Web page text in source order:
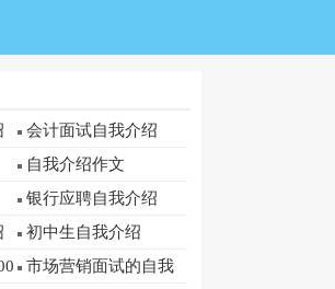
会计面试自我介绍
自我介绍作文
银行应聘自我介绍
初中生自我介绍
市场营销面试的自我